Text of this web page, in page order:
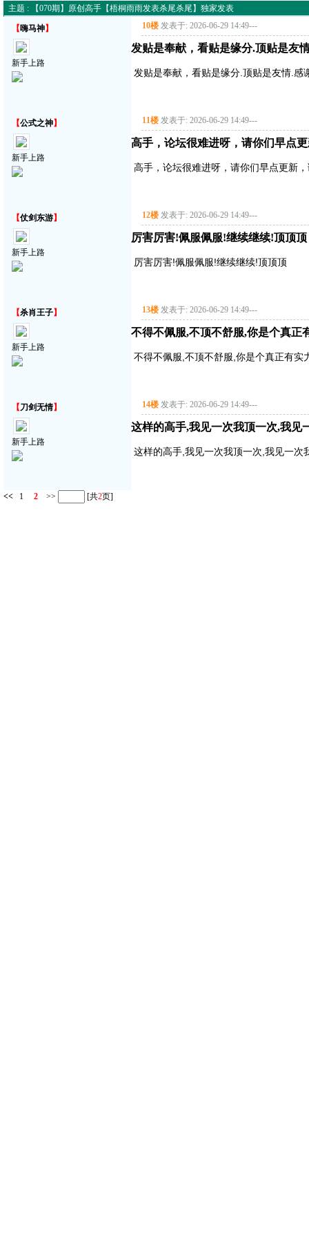
主题 : 【070期】原创高手【梧桐雨雨发表杀尾杀尾】独家发表
【嗨马神】
新手上路
10楼 发表于: 2026-06-29 14:49---
发贴是奉献，看贴是缘分.顶贴是友
发贴是奉献，看贴是缘分.顶贴是友情.感
【公式之神】
新手上路
11楼 发表于: 2026-06-29 14:49---
高手，论坛很难进呀，请你们早点
高手，论坛很难进呀，请你们早点更新
【仗剑东游】
新手上路
12楼 发表于: 2026-06-29 14:49---
厉害厉害!佩服佩服!继续继续!顶顶顶
厉害厉害!佩服佩服!继续继续!顶顶顶
【杀肖王子】
新手上路
13楼 发表于: 2026-06-29 14:49---
不得不佩服,不顶不舒服,你是个真正
不得不佩服,不顶不舒服,你是个真正有实
【刀剑无情】
新手上路
14楼 发表于: 2026-06-29 14:49---
这样的高手,我见一次我顶一次,我见
这样的高手,我见一次我顶一次,我见一次
<< 1 2 >> [共2页]